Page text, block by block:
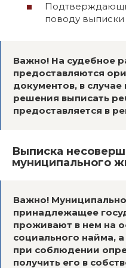
поводу
Важно! На судебное
предоставляются
документов, в
решения выписать
предоставляется в
Выписка
муниципального
Важно!
принадлежащее
проживают в нем на
социального найма,
при соблюдении
получить его в